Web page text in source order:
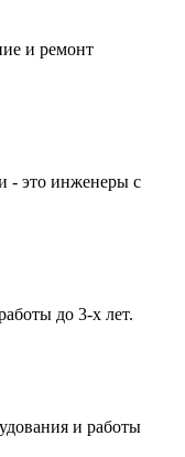
и ремонт
- это инженеры с
до 3-х лет.
и работы